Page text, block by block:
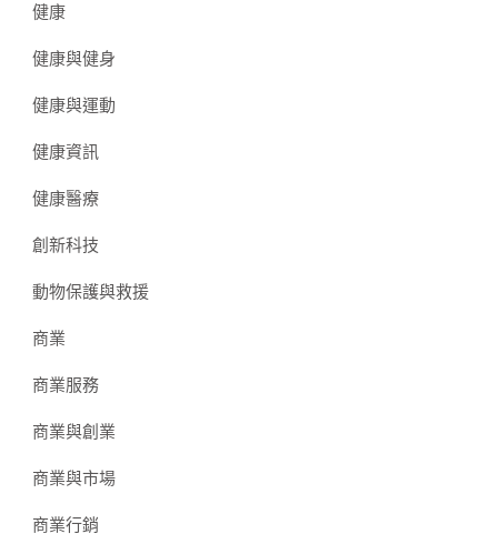
健康
健康與健身
健康與運動
健康資訊
健康醫療
創新科技
動物保護與救援
商業
商業服務
商業與創業
商業與市場
商業行銷